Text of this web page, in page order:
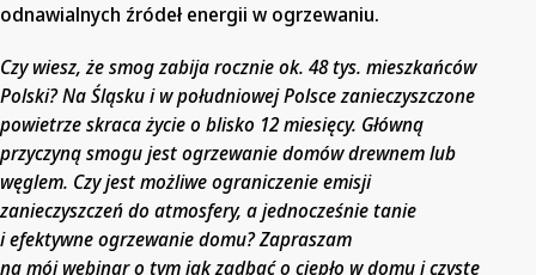
odnawialnych źródeł energii w ogrzewaniu.
Czy wiesz, że smog zabija rocznie ok. 48 tys. mieszkańców
Polski? Na Śląsku i w południowej Polsce zanieczyszczone
powietrze skraca życie o blisko 12 miesięcy. Główną
przyczyną smogu jest ogrzewanie domów drewnem lub
węglem. Czy jest możliwe ograniczenie emisji
zanieczyszczeń do atmosfery, a jednocześnie tanie
i efektywne ogrzewanie domu? Zapraszam
na mój webinar o tym jak zadbać o ciepło w domu i czyste